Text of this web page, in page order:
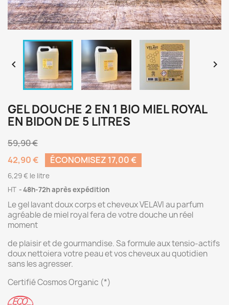
 
GEL DOUCHE 2 EN 1 BIO MIEL ROYAL
EN BIDON DE 5 LITRES
59,90 €
42,90 €
ÉCONOMISEZ 17,00 €
6,29 € le litre
HT
48h-72h après expédition
Le gel lavant doux corps et cheveux VELAVI au parfum
agréable de miel royal fera de votre douche un réel
moment
de plaisir et de gourmandise. Sa formule aux tensio-actifs
doux nettoiera votre peau et vos cheveux au quotidien
sans les agresser.
Certifié Cosmos Organic (*)